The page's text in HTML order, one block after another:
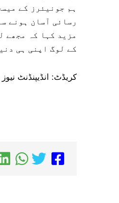
ہم جونیئرز کے
رسائی آسان ہونے
مزید کہا کہ مجھے
کے لوگ اپنی ہی
کریڈٹ: انڈیپنڈنٹ